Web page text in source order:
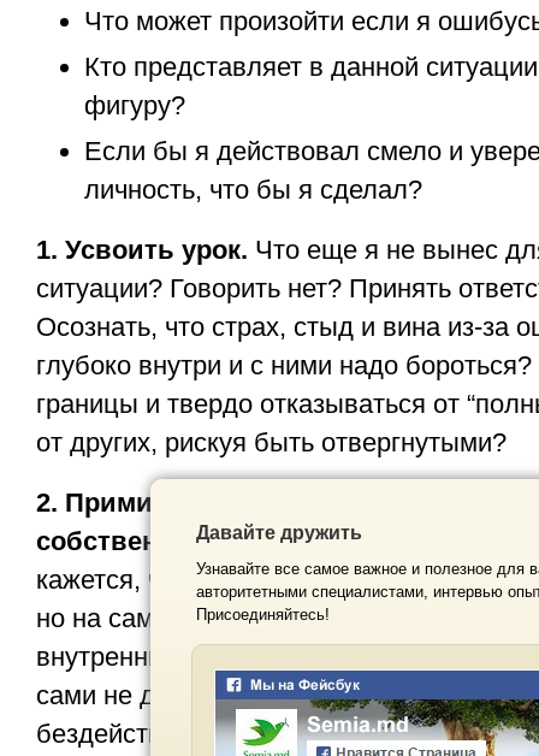
Что может произойти если я
Кто представляет в данной
фигуру?
Если бы я действовал смело и
личность, что бы я сделал?
1. Усвоить урок. Что еще я не вынес
ситуации? Говорить нет? Принять
Осознать, что страх, стыд и вина из-за
глубоко внутри и с ними надо
границы и твердо отказываться от
от других, рискуя быть отвергнутыми?
2. Примириться с голосами,
собственными внутренними
кажется, что мы делаем то, от чего нас
но на самом деле мы больше чувствуем
внутренний голос согласен с этими
сами не довольны результатом своей
бездействия, фраза “я же говорила”
Давайте дружить
Узнавайте все самое важное и полезное для
авторитетными специалистами, интервью
Присоединяйтесь!